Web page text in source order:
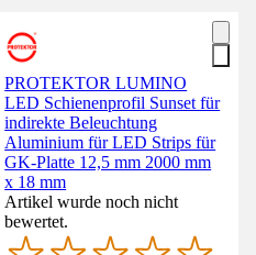
PROTEKTOR LUMINO
LED Schienenprofil Sunset für
indirekte Beleuchtung
Aluminium für LED Strips für
GK-Platte 12,5 mm 2000 mm
x 18 mm
Artikel wurde noch nicht
bewertet.